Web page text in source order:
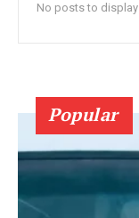
No posts to display
Popular